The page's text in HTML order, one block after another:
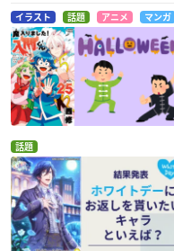
イラスト 話題 アニメ マンガ
話題